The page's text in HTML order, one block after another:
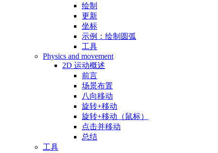
绘制
更新
坐标
示例：绘制圆弧
工具
Physics and movement
2D 运动概述
前言
场景布置
八向移动
旋转+移动
旋转+移动（鼠标）
点击并移动
总结
工具